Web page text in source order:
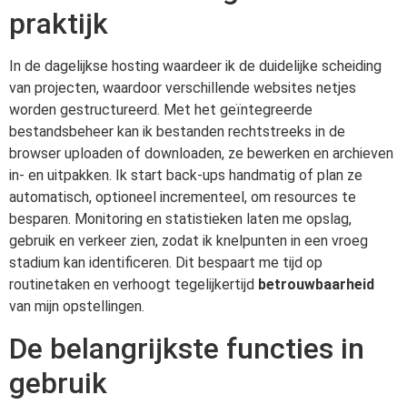
praktijk
In de dagelijkse hosting waardeer ik de duidelijke scheiding
van projecten, waardoor verschillende websites netjes
worden gestructureerd. Met het geïntegreerde
bestandsbeheer kan ik bestanden rechtstreeks in de
browser uploaden of downloaden, ze bewerken en archieven
in- en uitpakken. Ik start back-ups handmatig of plan ze
automatisch, optioneel incrementeel, om resources te
besparen. Monitoring en statistieken laten me opslag,
gebruik en verkeer zien, zodat ik knelpunten in een vroeg
stadium kan identificeren. Dit bespaart me tijd op
routinetaken en verhoogt tegelijkertijd betrouwbaarheid
van mijn opstellingen.
De belangrijkste functies in
gebruik